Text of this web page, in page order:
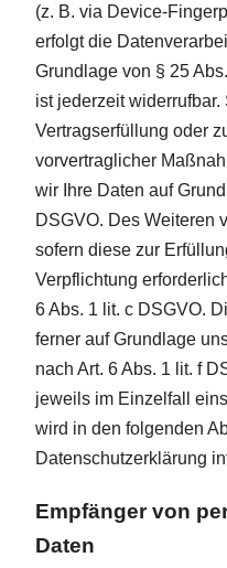
(z. B. via Device-
erfolgt die
Grundlage von § 25
ist jederzeit
Vertragserfüllung oder
vorvertraglicher
wir Ihre Daten auf
DSGVO. Des Weiteren
sofern diese zur
Verpflichtung
6 Abs. 1 lit. c DSGVO.
ferner auf Grundlage
nach Art. 6 Abs. 1 lit. f
jeweils im Einzelfall
wird in den folgenden
Datenschutzerklärung
Empfänger von
Daten